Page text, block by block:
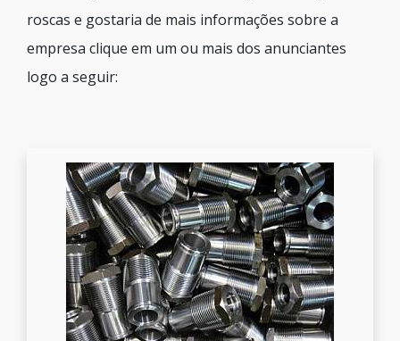
roscas e gostaria de mais informações sobre a
empresa clique em um ou mais dos anunciantes
logo a seguir: